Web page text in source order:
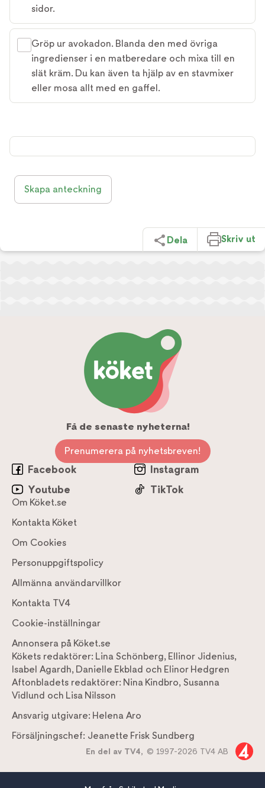
sidor.
Gröp ur avokadon. Blanda den med övriga
ingredienser i en matberedare och mixa till en
slät kräm. Du kan även ta hjälp av en stavmixer
eller mosa allt med en gaffel.
Skapa anteckning
Dela Skriv ut
Få de senaste nyheterna!
Prenumerera på nyhetsbreven!
Facebook
Instagram
Youtube
TikTok
Om Köket.se
Kontakta Köket
Om Cookies
Personuppgiftspolicy
Allmänna användarvillkor
Kontakta TV4
Cookie-inställningar
Annonsera på Köket.se
Kökets redaktörer: Lina Schönberg, Ellinor Jidenius,
Isabel Agardh, Danielle Ekblad och Elinor Hedgren
Aftonbladets redaktörer: Nina Kindbro, Susanna
Vidlund och Lisa Nilsson
Ansvarig utgivare: Helena Aro
Försäljningschef: Jeanette Frisk Sundberg
En del av TV4, © 1997-2026 TV4 AB